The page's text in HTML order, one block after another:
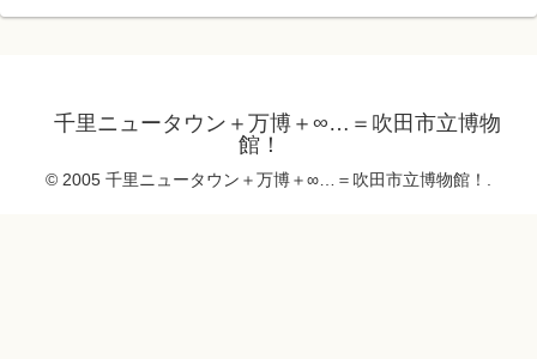
千里ニュータウン＋万博＋∞…＝吹田市立博物
館！
© 2005 千里ニュータウン＋万博＋∞…＝吹田市立博物館！.